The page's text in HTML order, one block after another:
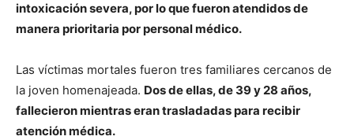
intoxicación severa, por lo que fueron atendidos de
manera prioritaria por personal médico.
Las víctimas mortales fueron tres familiares cercanos de
la joven homenajeada. Dos de ellas, de 39 y 28 años,
fallecieron mientras eran trasladadas para recibir
atención médica.